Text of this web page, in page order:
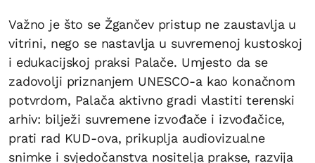
Važno je što se Žgančev pristup ne zaustavlja u
vitrini, nego se nastavlja u suvremenoj kustoskoj
i edukacijskoj praksi Palače. Umjesto da se
zadovolji priznanjem UNESCO-a kao konačnom
potvrdom, Palača aktivno gradi vlastiti terenski
arhiv: bilježi suvremene izvođače i izvođačice,
prati rad KUD-ova, prikuplja audiovizualne
snimke i svjedočanstva nositelja prakse, razvija